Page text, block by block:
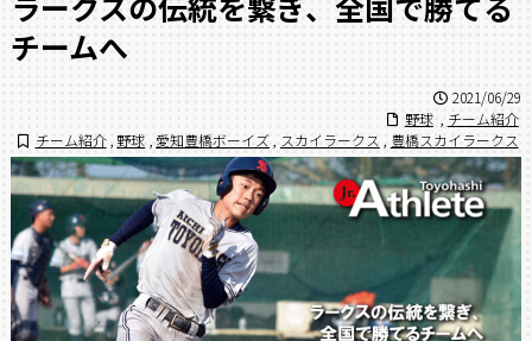
チームへ
2021/06/29
野球
チーム紹介
チーム紹介 , 野球 愛知豊橋ボーイズ スカイラークス , 豊橋スカイラークス